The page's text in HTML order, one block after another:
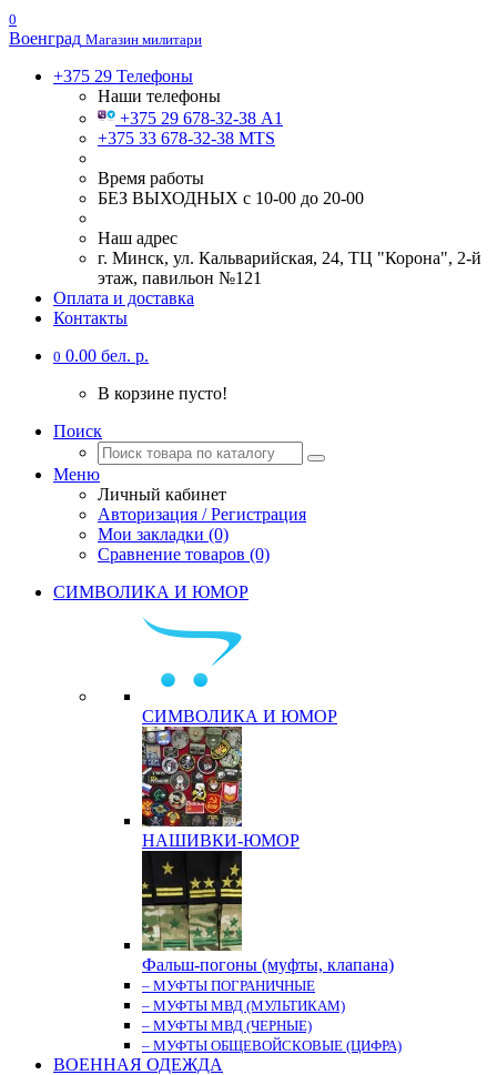
0
Военград Магазин милитари
+375 29 Телефоны
Наши телефоны
+375 29 678-32-38 А1
+375 33 678-32-38 MTS
Время работы
БЕЗ ВЫХОДНЫХ с 10-00 до 20-00
Наш адрес
г. Минск, ул. Кальварийская, 24, ТЦ "Корона", 2-й
этаж, павильон №121
Оплата и доставка
Контакты
0 0.00 бел. р.
В корзине пусто!
Поиск
Меню
Личный кабинет
Авторизация / Регистрация
Мои закладки (0)
Сравнение товаров (0)
СИМВОЛИКА И ЮМОР
СИМВОЛИКА И ЮМОР
НАШИВКИ-ЮМОР
Фальш-погоны (муфты, клапана)
– МУФТЫ ПОГРАНИЧНЫЕ
– МУФТЫ МВД (МУЛЬТИКАМ)
– МУФТЫ МВД (ЧЕРНЫЕ)
– МУФТЫ ОБЩЕВОЙСКОВЫЕ (ЦИФРА)
ВОЕННАЯ ОДЕЖДА